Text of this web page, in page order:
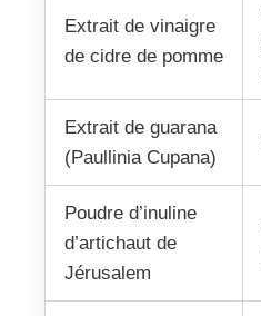
Extrait de vinaigre
de cidre de pomme
Extrait de guarana
(Paullinia Cupana)
Poudre d’inuline
d’artichaut de
Jérusalem